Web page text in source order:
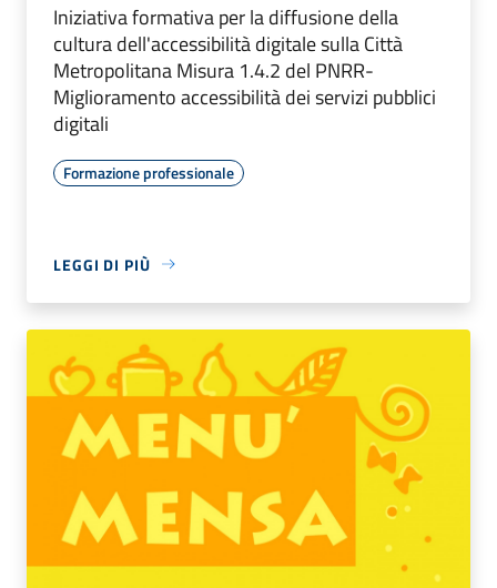
Iniziativa formativa per la diffusione della
cultura dell'accessibilità digitale sulla Città
Metropolitana Misura 1.4.2 del PNRR-
Miglioramento accessibilità dei servizi pubblici
digitali
Formazione professionale
LEGGI DI PIÙ